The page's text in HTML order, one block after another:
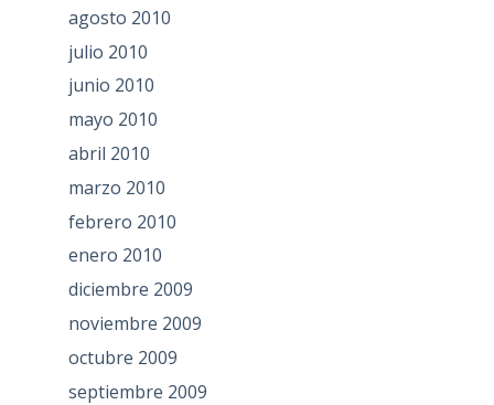
agosto 2010
julio 2010
junio 2010
mayo 2010
abril 2010
marzo 2010
febrero 2010
enero 2010
diciembre 2009
noviembre 2009
octubre 2009
septiembre 2009